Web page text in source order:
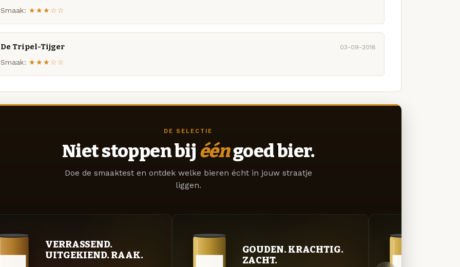
Smaak: ★★★☆☆
De Tripel-Tijger 03-09-2018
Smaak: ★★★☆☆
DE SELECTIE
Niet stoppen bij ééngoed bier.
Doe de smaaktest en ontdek welke bieren écht in jouw straatje
liggen.
VERRASSEND.
UITGEKIEND. RAAK.
GOUDEN. KRACHTIG.
ZACHT.